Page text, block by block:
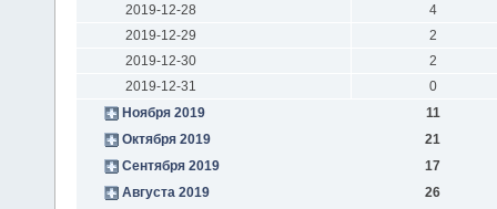
2019-12-28
4
2019-12-29
2
2019-12-30
2
2019-12-31
0
Ноября 2019
11
Октября 2019
21
Сентября 2019
17
Августа 2019
26